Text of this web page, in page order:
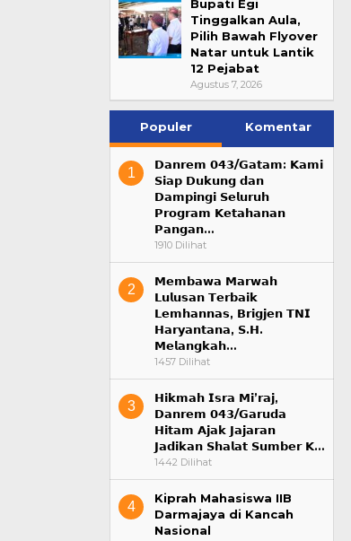
Bupati Egi
Tinggalkan Aula,
Pilih Bawah Flyover
Natar untuk Lantik
12 Pejabat
Agustus 7, 2026
Populer Komentar
1
𝗗𝗮𝗻𝗿𝗲𝗺 𝟬𝟰𝟯/𝗚𝗮𝘁𝗮𝗺: 𝗞𝗮𝗺𝗶
𝗦𝗶𝗮𝗽 𝗗𝘂𝗸𝘂𝗻𝗴 𝗱𝗮𝗻
𝗗𝗮𝗺𝗽𝗶𝗻𝗴𝗶 𝗦𝗲𝗹𝘂𝗿𝘂𝗵
𝗣𝗿𝗼𝗴𝗿𝗮𝗺 𝗞𝗲𝘁𝗮𝗵𝗮𝗻𝗮𝗻
𝗣𝗮𝗻𝗴𝗮𝗻…
1910 Dilihat
2
𝗠𝗲𝗺𝗯𝗮𝘄𝗮 𝗠𝗮𝗿𝘄𝗮𝗵
𝗟𝘂𝗹𝘂𝘀𝗮𝗻 𝗧𝗲𝗿𝗯𝗮𝗶𝗸
𝗟𝗲𝗺𝗵𝗮𝗻𝗻𝗮𝘀, 𝗕𝗿𝗶𝗴𝗷𝗲𝗻 𝗧𝗡𝗜
𝗛𝗮𝗿𝘆𝗮𝗻𝘁𝗮𝗻𝗮, 𝗦.𝗛.
𝗠𝗲𝗹𝗮𝗻𝗴𝗸𝗮𝗵…
1457 Dilihat
3
𝗛𝗶𝗸𝗺𝗮𝗵 𝗜𝘀𝗿𝗮 𝗠𝗶’𝗿𝗮𝗷,
𝗗𝗮𝗻𝗿𝗲𝗺 𝟬𝟰𝟯/𝗚𝗮𝗿𝘂𝗱𝗮
𝗛𝗶𝘁𝗮𝗺 𝗔𝗷𝗮𝗸 𝗝𝗮𝗷𝗮𝗿𝗮𝗻
𝗝𝗮𝗱𝗶𝗸𝗮𝗻 𝗦𝗵𝗮𝗹𝗮𝘁 𝗦𝘂𝗺𝗯𝗲𝗿 𝗞…
1442 Dilihat
4
Kiprah Mahasiswa IIB
Darmajaya di Kancah
Nasional